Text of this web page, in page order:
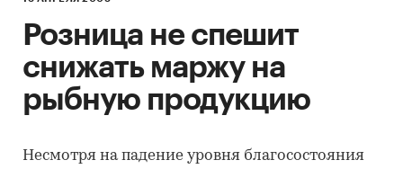
Розница не спешит
снижать маржу на
рыбную продукцию
Несмотря на падение уровня благосостояния